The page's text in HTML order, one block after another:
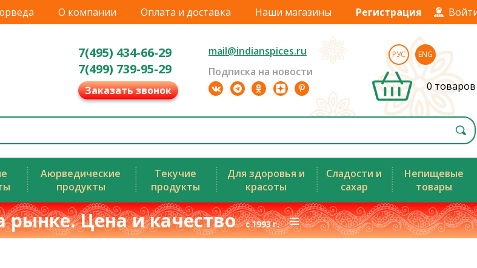
О компании Оплата и доставка Наши магазины Регистрация
7(495) 434-66-29
7(499) 739-95-29
Заказать звонок
mail@indianspices.ru
Подписка на новости
РУС ENG
0 товаров
Аюрведические
продукты
Текучие
продукты
Для здоровья и
красоты
Сладости и
сахар
Непищевые
товары
рынке. Цена и качествос 1993 г.≡